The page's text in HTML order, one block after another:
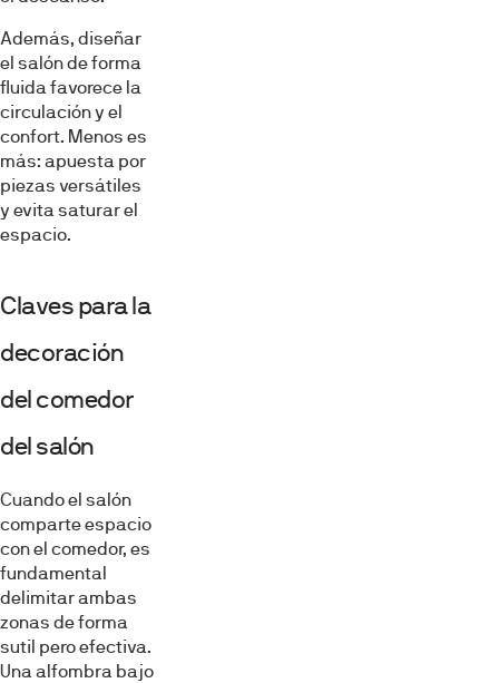
Además, diseñar
el salón de forma
fluida favorece la
circulación y el
confort. Menos es
más: apuesta por
piezas versátiles
y evita saturar el
espacio.
Claves para la
decoración
del comedor
del salón
Cuando el salón
comparte espacio
con el comedor, es
fundamental
delimitar ambas
zonas de forma
sutil pero efectiva.
Una alfombra bajo